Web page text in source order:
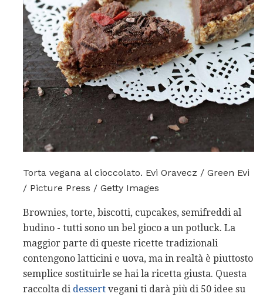
Torta vegana al cioccolato. Evi Oravecz / Green Evi
/ Picture Press / Getty Images
Brownies, torte, biscotti, cupcakes, semifreddi al
budino - tutti sono un bel gioco a un potluck. La
maggior parte di queste ricette tradizionali
contengono latticini e uova, ma in realtà è piuttosto
semplice sostituirle se hai la ricetta giusta. Questa
raccolta di dessert vegani ti darà più di 50 idee su